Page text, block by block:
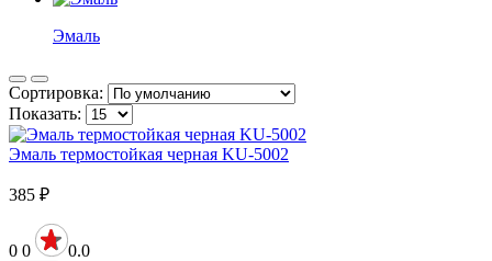
Эмаль
Сортировка:
Показать:
Эмаль термостойкая черная KU-5002
385 ₽
0 0 0.0